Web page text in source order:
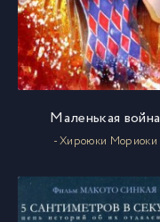
Маленькая война
- Хироюки Мориоки